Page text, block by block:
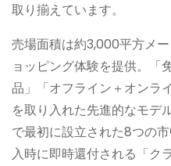
取り揃えています。
売場面積は約3,000平方メ
ョッピング体験を提供。「
品」「オフライン＋オンラ
を取り入れた先進的なモデ
で最初に設立された8つの
入時に即時還付される「ク